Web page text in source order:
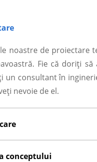
noastre de proiectare
Fie că doriți
un consultant în
nevoie de el.
conceptului